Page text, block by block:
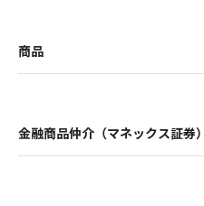
商品
金融商品仲介（マネックス証券）